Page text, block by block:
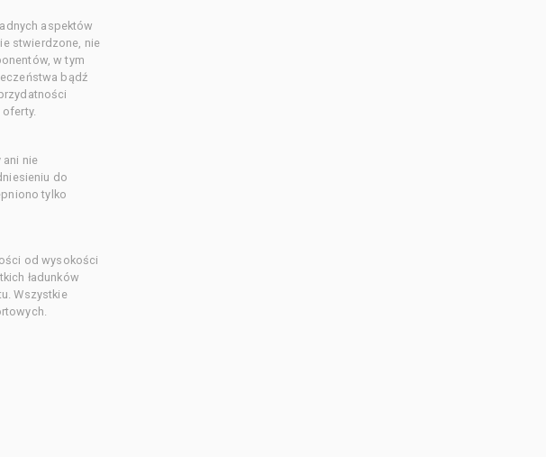
aspektów
stwierdzone, nie
w tym
bądź
nie
do
tylko
od wysokości
ładunków
Wszystkie